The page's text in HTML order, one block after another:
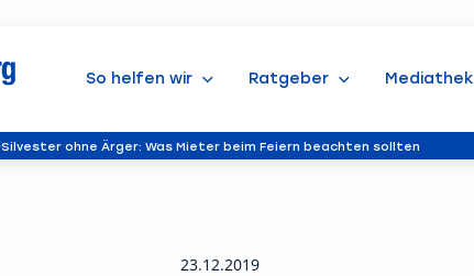
So helfen wir Ratgeber Mediathek
Silvester ohne Ärger: Was Mieter beim Feiern beachten sollten
23.12.2019